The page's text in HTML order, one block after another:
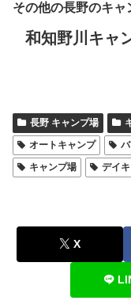
その他の長野のキ
和知野川キャ
長野 キャンプ場
オートキャンプ
キャンプ場
デイ
X